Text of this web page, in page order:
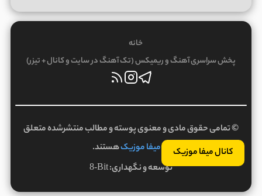
کانال میفا موزیک
خانه
پخش سراسری آهنگ و ریمیکس (تک آهنگ در سایت و کانال + تیزر)
© تمامی حقوق مادی و معنوی پوسته و مطالب منتشرشده متعلق
بهمیفا موزیکهستند.
توسعه و نگهداری:8-Bit